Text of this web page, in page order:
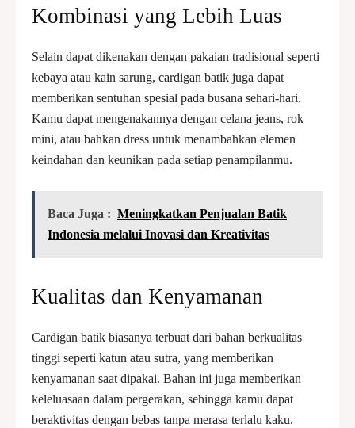
Kombinasi yang Lebih Luas
Selain dapat dikenakan dengan pakaian tradisional seperti
kebaya atau kain sarung, cardigan batik juga dapat
memberikan sentuhan spesial pada busana sehari-hari.
Kamu dapat mengenakannya dengan celana jeans, rok
mini, atau bahkan dress untuk menambahkan elemen
keindahan dan keunikan pada setiap penampilanmu.
Baca Juga : Meningkatkan Penjualan Batik
Indonesia melalui Inovasi dan Kreativitas
Kualitas dan Kenyamanan
Cardigan batik biasanya terbuat dari bahan berkualitas
tinggi seperti katun atau sutra, yang memberikan
kenyamanan saat dipakai. Bahan ini juga memberikan
keleluasaan dalam pergerakan, sehingga kamu dapat
beraktivitas dengan bebas tanpa merasa terlalu kaku.